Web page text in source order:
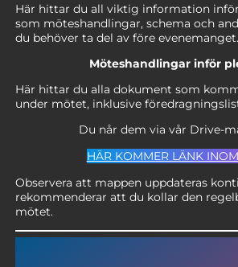
Här hittar du all viktig information
som möteshandlingar, schema och
du behöver ta del av före evenemanget.
Möteshandlingar inför
Här hittar du alla dokument som
under mötet, inklusive
Du når dem via vår Drive-
HÄR KOMMER LÄNK
Observera att mappen uppdateras
rekommenderar att du kollar den
mötet.